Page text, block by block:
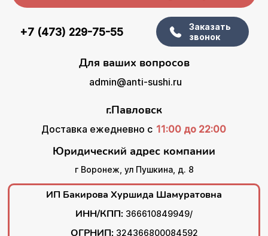
+7 (473) 229-75-55
Заказать
звонок
Для ваших вопросов
admin@anti-sushi.ru
г.Павловск
Доставка ежедневно с 11:00 до 22:00
Юридический адрес компании
г Воронеж, ул Пушкина, д. 8
ИП Бакирова Хуршида Шамуратовна
ИНН/КПП: 366610849949/
ОГРНИП: 324366800084592